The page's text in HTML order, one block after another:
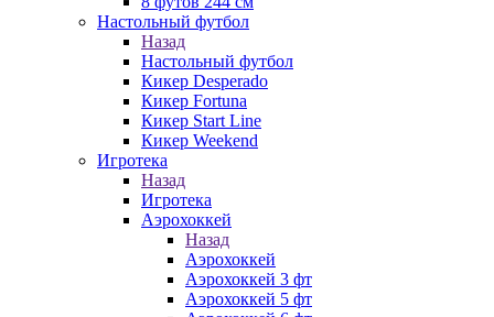
Настольный футбол
Назад
Настольный футбол
Кикер Desperado
Кикер Fortuna
Кикер Start Line
Кикер Weekend
Игротека
Назад
Игротека
Аэрохоккей
Назад
Аэрохоккей
Аэрохоккей 3 фт
Аэрохоккей 5 фт